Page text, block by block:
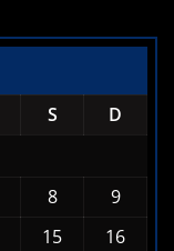
S
D
8
9
15
16